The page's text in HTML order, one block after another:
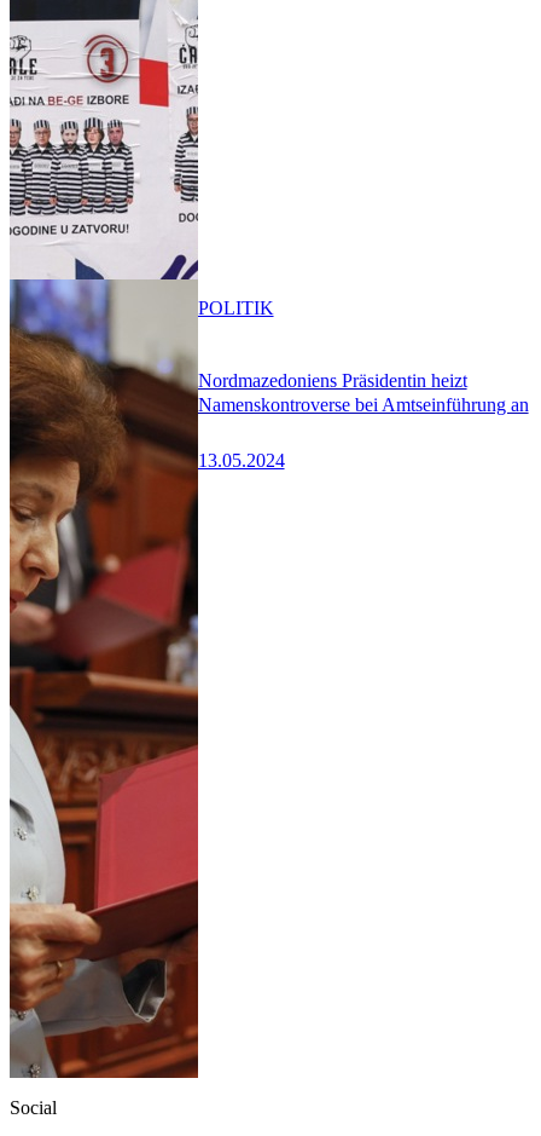
Nordmazedoniens Präsidentin heizt
Namenskontroverse bei Amtseinführung an
13.05.2024
POLITIK
Social